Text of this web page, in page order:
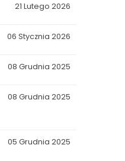
21 Lutego 2026
06 Stycznia 2026
08 Grudnia 2025
08 Grudnia 2025
05 Grudnia 2025